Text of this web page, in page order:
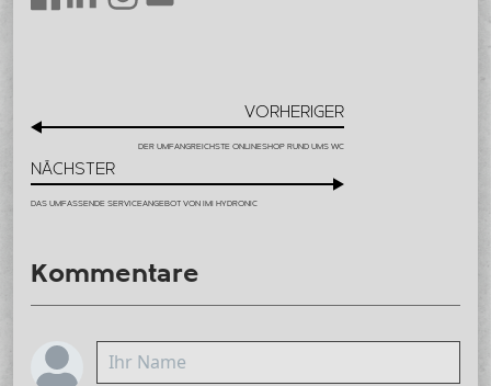
VORHERIGER
DER UMFANGREICHSTE ONLINESHOP RUND UMS WC
NÄCHSTER
DAS UMFASSENDE SERVICEANGEBOT VON IMI HYDRONIC
Kommentare